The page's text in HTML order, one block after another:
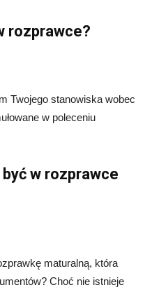
rozprawce?
Twojego stanowiska wobec
w poleceniu
w rozprawce
maturalną, która
Choć nie istnieje